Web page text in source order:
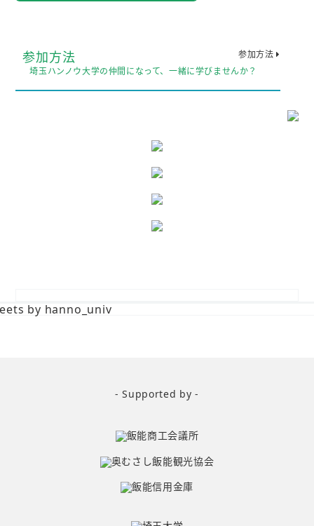
参加方法
埼玉ハンノウ大学の仲間になって、一緒に学びませんか？
参加方法
by hanno_univ
- Supported by -